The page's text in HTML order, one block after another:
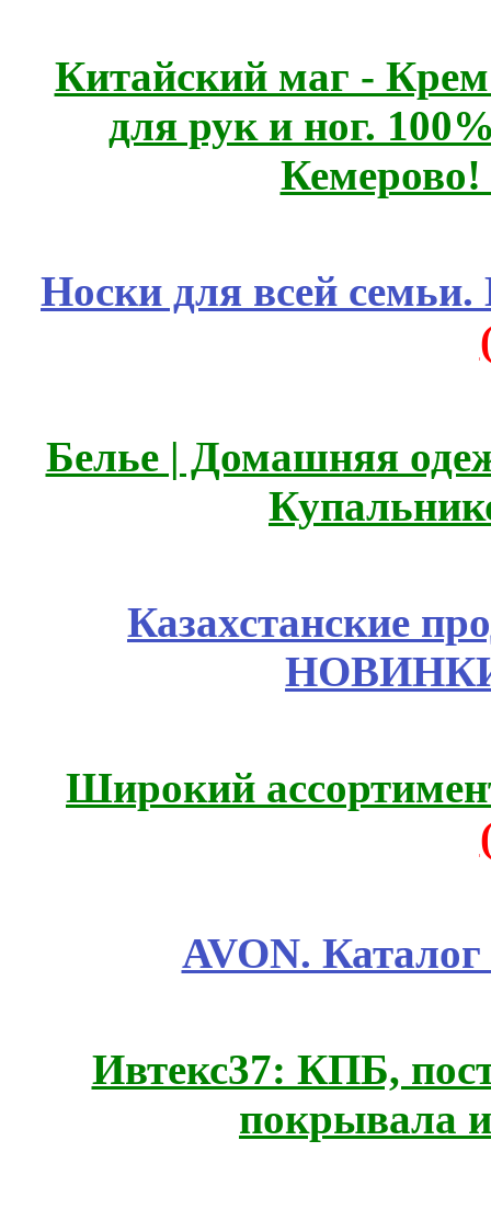
Китайский маг -
для рук и ног.
Носки для всей
Белье | Домашняя
Казахстанские
Широкий
AVON.
Ивтекс37: КПБ,
покрывала